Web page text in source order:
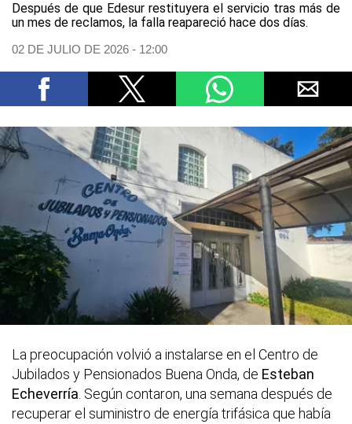
Después de que Edesur restituyera el servicio tras más de
un mes de reclamos, la falla reapareció hace dos días.
02 DE JULIO DE 2026 - 12:00
La preocupación volvió a instalarse en el Centro de
Jubilados y Pensionados Buena Onda, de Esteban
Echeverría. Según contaron, una semana después de
recuperar el suministro de energía trifásica que había